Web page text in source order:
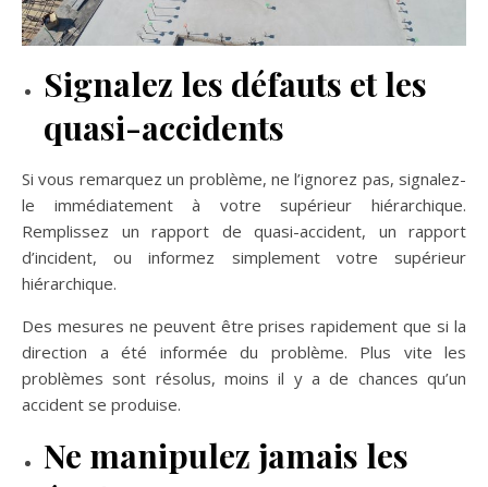
Signalez les défauts et les
quasi-accidents
Si vous remarquez un problème, ne l’ignorez pas, signalez-
le immédiatement à votre supérieur hiérarchique.
Remplissez un rapport de quasi-accident, un rapport
d’incident, ou informez simplement votre supérieur
hiérarchique.
Des mesures ne peuvent être prises rapidement que si la
direction a été informée du problème. Plus vite les
problèmes sont résolus, moins il y a de chances qu’un
accident se produise.
Ne manipulez jamais les